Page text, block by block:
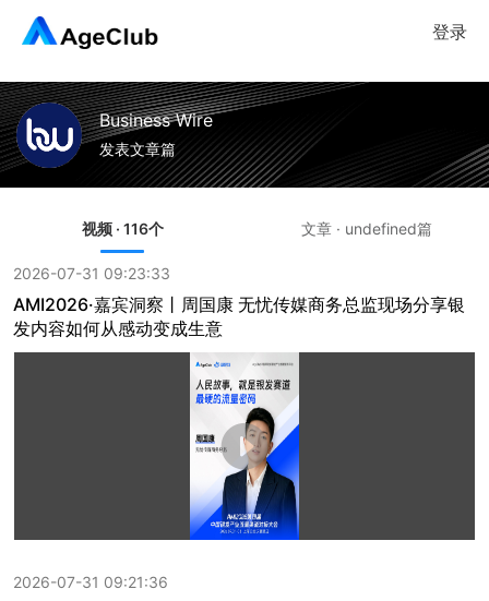
登录
Business Wire
发表文章篇
视频 · 116个 文章 · undefined篇
2026-07-31 09:23:33
AMI2026·嘉宾洞察丨周国康 无忧传媒商务总监现场分享银
发内容如何从感动变成生意
2026-07-31 09:21:36